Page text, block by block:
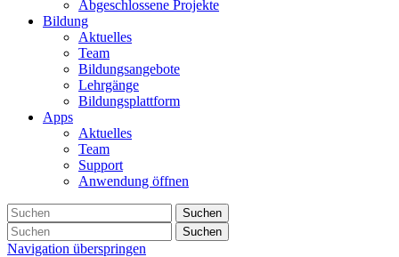
Abgeschlossene Projekte
Bildung
Aktuelles
Team
Bildungsangebote
Lehrgänge
Bildungsplattform
Apps
Aktuelles
Team
Support
Anwendung öffnen
Suchen
Suchen
Navigation überspringen